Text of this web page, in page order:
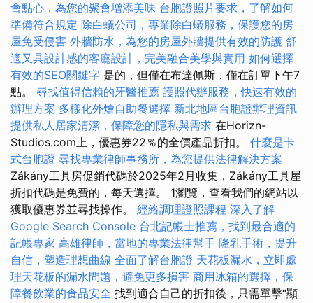
會點心，為您的聚會增添美味 台胞證照片要求，了解如何
準備符合規定 除白蟻公司，專業除白蟻服務，保護您的房
屋免受侵害 外牆防水，為您的房屋外牆提供有效的防護 舒
適又具設計感的客廳設計，完美融合美學與實用 如何選擇
有效的SEO關鍵字 是的，但僅在布達佩斯，僅在訂單下午7
點。 尋找值得信賴的牙醫推薦 護照代辦服務，快速有效的
辦理方案 多樣化外燴自助餐選擇 新北地區台胞證辦理資訊
提供私人居家清潔，保障您的隱私與需求 在Horizn-
Studios.com上，優惠券22％的全價產品折扣。 什麼是卡
式台胞證 尋找專業律師事務所，為您提供法律解決方案
Zákány工具房促銷代碼於2025年2月收集，Zákány工具屋
折扣代碼是免費的，每天選擇。 1瀏覽，查看我們的網站以
獲取優惠券並尋找操作。 經絡調理證照課程 深入了解
Google Search Console 台北記帳士推薦，找到最合適的
記帳專家 高雄律師，當地的專業法律幫手 隆乳手術，提升
自信，塑造理想曲線 全面了解台胞證 天花板漏水，立即處
理天花板的漏水問題，避免更多損害 商用冰箱的選擇，保
障餐飲業的食品安全 找到適合自己的折扣後，只需單擊“顯